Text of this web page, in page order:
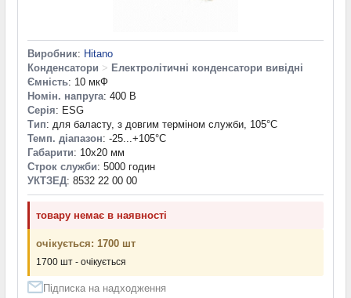
Виробник: Hitano
Конденсатори > Електролітичні конденсатори вивідні
Ємність: 10 мкФ
Номін. напруга: 400 В
Серія: ESG
Тип: для баласту, з довгим терміном служби, 105°C
Темп. діапазон: -25...+105°С
Габарити: 10x20 мм
Строк служби: 5000 годин
УКТЗЕД: 8532 22 00 00
товару немає в наявності
очікується: 1700 шт
1700 шт - очікується
Підписка на надходження